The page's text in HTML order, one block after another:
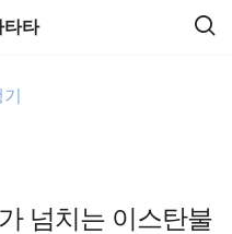
타타
넘치는 이스탄불